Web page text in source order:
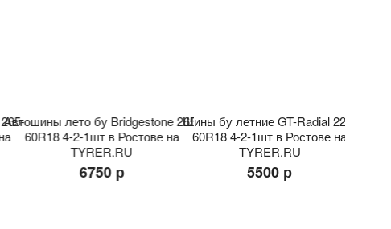
Автошины лето бу Bridgestone 265-
60R18 4-2-1шт в Ростове на
TYRER.RU
6750 р
Шины бу летние GT-Radial 225-
60R18 4-2-1шт в Ростове на
TYRER.RU
5500 р